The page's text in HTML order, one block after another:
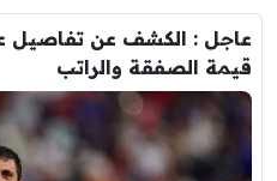
عاجل : الكشف عن تفاصيل
قيمة الصفقة والراتب